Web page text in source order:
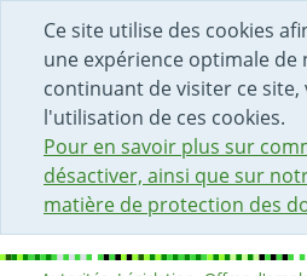
Ce site utilise des cookies
une expérience optimale de
continuant de visiter ce site,
l'utilisation de ces cookies.
Pour en savoir plus sur
désactiver, ainsi que sur
matière de protection des
DÉBUT DU CONTENU DE LA
ACCÈS AU CHAMP DE
PAGE D'ACCUEIL
FORMULAIRE DE CONTACT